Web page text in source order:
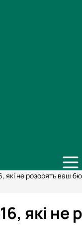
які не розорять ваш
які